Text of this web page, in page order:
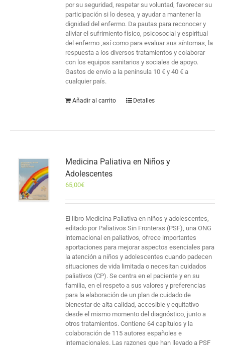
por su seguridad, respetar su voluntad, favorecer su
participación si lo desea, y ayudar a mantener la
dignidad del enfermo. Da pautas para reconocer y
aliviar el sufrimiento físico, psicosocial y espiritual
del enfermo ,así como para evaluar sus síntomas, la
respuesta a los diversos tratamientos y colaborar
con los equipos sanitarios y sociales de apoyo.
Gastos de envío a la península 10 € y 40 € a
cualquier país.
Añadir al carrito Detalles
Medicina Paliativa en Niños y
Adolescentes
65,00€
El libro Medicina Paliativa en niños y adolescentes,
editado por Paliativos Sin Fronteras (PSF), una ONG
internacional en paliativos, ofrece importantes
aportaciones para mejorar aspectos esenciales para
la atención a niños y adolescentes cuando padecen
situaciones de vida limitada o necesitan cuidados
paliativos (CP). Se centra en el paciente y en su
familia, en el respeto a sus valores y preferencias
para la elaboración de un plan de cuidado de
bienestar de alta calidad, accesible y equitativo
desde el mismo momento del diagnóstico, junto a
otros tratamientos. Contiene 64 capítulos y la
colaboración de 115 autores españoles e
internacionales. Las razones que han llevado a PSF